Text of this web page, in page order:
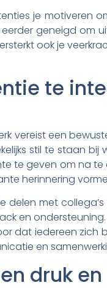
je motiveren
geneigd om
ook je
te
vereist een
stil te staan
te geven om na
herinnering
delen met
en
dat iedereen zich
en
druk